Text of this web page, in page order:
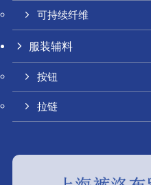
可持续纤维
服装辅料
按钮
拉链